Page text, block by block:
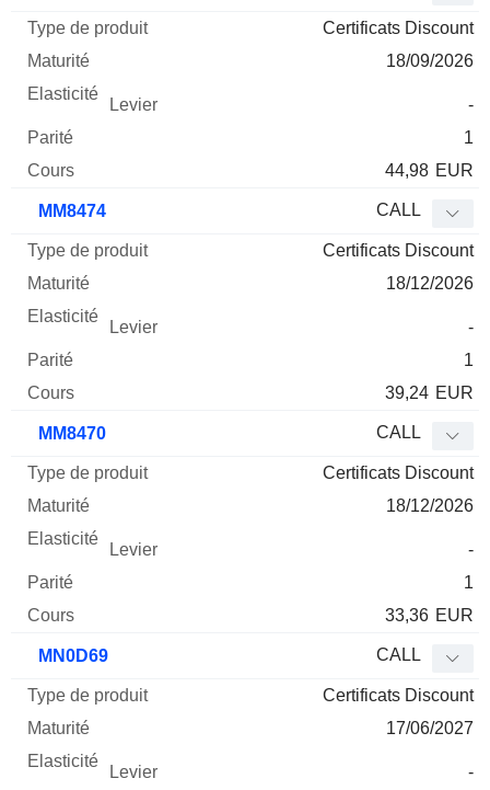
Certificats Discount
18/09/2026
-
1
44,98 EUR
MM8474 CALL
Certificats Discount
18/12/2026
-
1
39,24 EUR
MM8470 CALL
Certificats Discount
18/12/2026
-
1
33,36 EUR
MN0D69 CALL
Certificats Discount
17/06/2027
-